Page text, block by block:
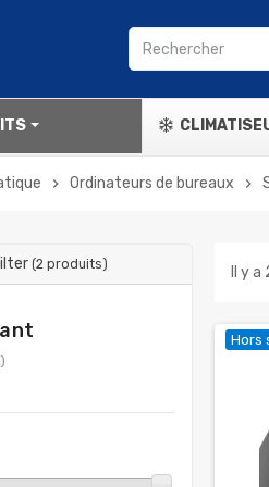
chevron_right Ordinateurs de bureaux chevron_right
(2 produits) Il y
Hors